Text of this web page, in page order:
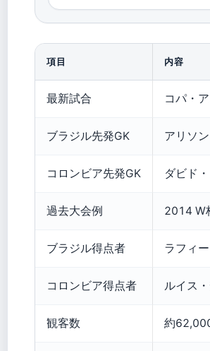
項目 内容
最新試合 コパ・
ブラジル先発GK アリソ
コロンビア先発GK ダビド
過去大会例 2014 W
ブラジル得点者 ラフィ
コロンビア得点者 ルイス
観客数 約